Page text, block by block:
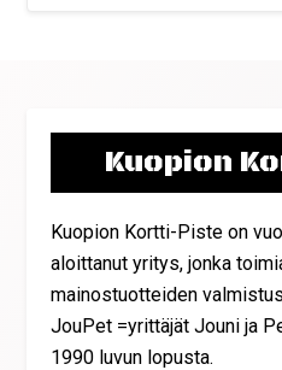
Kuopion
Kuopion Kortti-Piste on
aloittanut yritys, jonka
mainostuotteiden
JouPet =yrittäjät Jouni ja
1990 luvun lopusta.